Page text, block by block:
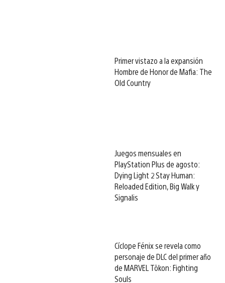
Primer vistazo a la expansión
Hombre de Honor de Mafia: The
Old Country
Juegos mensuales en
PlayStation Plus de agosto:
Dying Light 2 Stay Human:
Reloaded Edition, Big Walk y
Signalis
Cíclope Fénix se revela como
personaje de DLC del primer año
de MARVEL Tōkon: Fighting
Souls